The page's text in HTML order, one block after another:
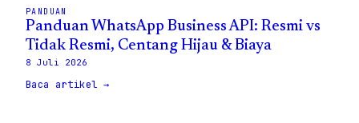
PANDUAN
Panduan WhatsApp Business API: Resmi vs
Tidak Resmi, Centang Hijau & Biaya
8 Juli 2026
Baca artikel →